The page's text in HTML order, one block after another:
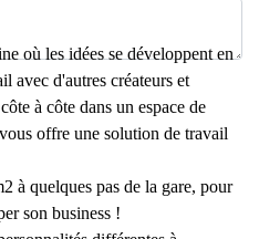
où les idées se développent en
avec d'autres créateurs et
à côte dans un espace de
offre une solution de travail
à quelques pas de la gare, pour
son business !